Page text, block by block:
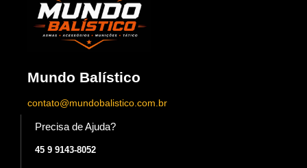
Mundo Balístico
contato@mundobalistico.com.br
Precisa de Ajuda?
45 9 9143-8052